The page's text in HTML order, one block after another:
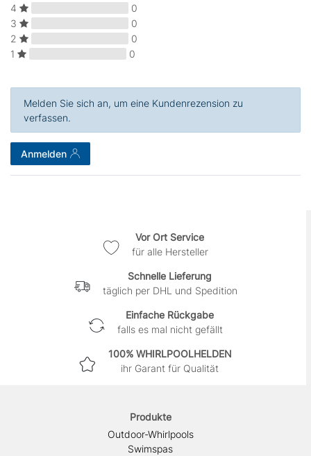
4
0
3
0
2
0
1
0
Melden Sie sich an, um eine Kundenrezension zu
verfassen.
Anmelden
Vor Ort Service
für alle Hersteller
Schnelle Lieferung
täglich per DHL und Spedition
Einfache Rückgabe
falls es mal nicht gefällt
100% WHIRLPOOLHELDEN
ihr Garant für Qualität
Produkte
Outdoor-Whirlpools
Swimspas